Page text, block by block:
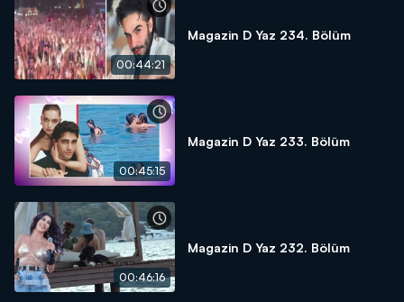
00:44:21
Magazin D Yaz 234. Bölüm
00:45:15
Magazin D Yaz 233. Bölüm
00:46:16
Magazin D Yaz 232. Bölüm